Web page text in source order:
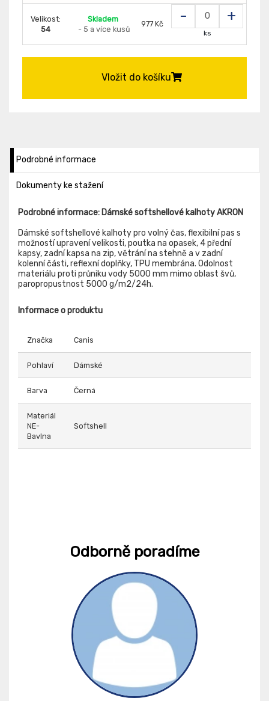
Velikost:
54
Skladem
- 5 a více kusů
977 Kč - +
ks
Vložit do košíku
Podrobné informace
Dokumenty ke stažení
Podrobné informace: Dámské softshellové kalhoty AKRON
Dámské softshellové kalhoty pro volný čas, flexibilní pas s
možností upravení velikosti, poutka na opasek, 4 přední
kapsy, zadní kapsa na zip, větrání na stehně a v zadní
kolenní části, reflexní doplňky, TPU membrána. Odolnost
materiálu proti průniku vody 5000 mm mimo oblast švů,
paropropustnost 5000 g/m2/24h.
Informace o produktu
Značka Canis
Pohlaví Dámské
Barva Černá
Materiál
NE-
Bavlna
Softshell
Odborně poradíme